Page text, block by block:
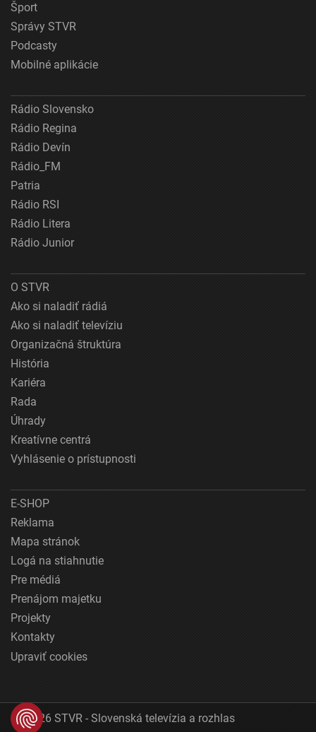
Šport
Správy STVR
Podcasty
Mobilné aplikácie
Rádio Slovensko
Rádio Regina
Rádio Devín
Rádio_FM
Patria
Rádio RSI
Rádio Litera
Rádio Junior
O STVR
Ako si naladiť rádiá
Ako si naladiť televíziu
Organizačná štruktúra
História
Kariéra
Rada
Úhrady
Kreatívne centrá
Vyhlásenie o prístupnosti
E-SHOP
Reklama
Mapa stránok
Logá na stiahnutie
Pre médiá
Prenájom majetku
Projekty
Kontakty
Upraviť cookies
© 2026 STVR - Slovenská televízia a rozhlas